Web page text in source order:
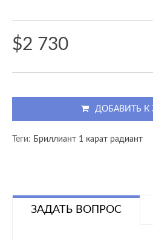
$2 730
ДОБАВИТЬ К
Теги: Бриллиант 1 карат радиант
ЗАДАТЬ ВОПРОС